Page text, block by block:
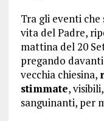
Tra gli eventi
vita del Padre,
mattina del 20
pregando
vecchia chiesina,
stimmate,
sanguinanti, per